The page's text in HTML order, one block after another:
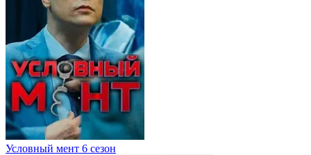
Условный мент 6 сезон